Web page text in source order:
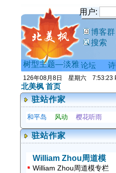
用户:
博客群
搜索
树型主题—淡雅
北美枫 首页
驻站作家
和平岛 风动 樱花听雨
驻站作家
William Zhou周道模
William Zhou周道模专栏
论坛